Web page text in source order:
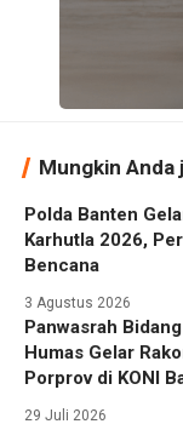
Mungkin
Polda Banten
Karhutla 2026,
Bencana
3 Agustus 2026
Panwasrah
Humas Gelar
Porprov di KONI
29 Juli 2026